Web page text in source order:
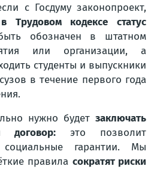
с Госдуму законопроект,
Трудовом кодексе статус
обозначен в штатном
или организации, а
студенты и выпускники
в течение первого года
нужно будет заключать
договор: это позволит
гарантии. Мы
правила сократят риски